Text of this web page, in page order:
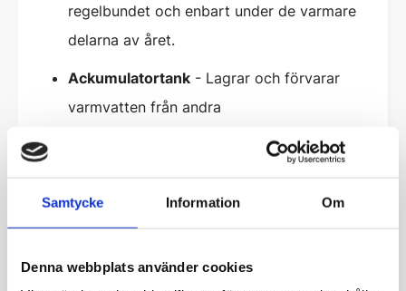
Samtycke Information Om
Denna webbplats använder cookies
regelbundet och enbart under de varmare
delarna av året.
Ackumulatortank - Lagrar och förvarar
varmvatten från andra
Så väljer du rätt
varmvattenberedare - 3
faktorer
Vilken varmvattenberedare som passar till ditt